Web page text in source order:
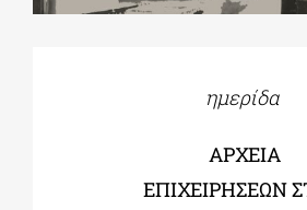
ημερίδα
ΑΡΧΕΙΑ
ΕΠΙΧΕΙΡΗΣΕΩΝ